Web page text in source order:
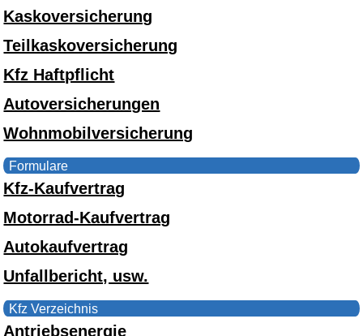
Kaskoversicherung
Teilkaskoversicherung
Kfz Haftpflicht
Autoversicherungen
Wohnmobilversicherung
Formulare
Kfz-Kaufvertrag
Motorrad-Kaufvertrag
Autokaufvertrag
Unfallbericht, usw.
Kfz Verzeichnis
Antriebsenergie